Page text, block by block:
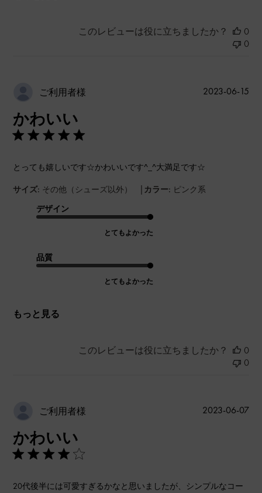
このレビューは役に立ちましたか？
0
0
ご利用者様
かわいい
とっても嬉しいです☆かわいいです^_^大満足です☆
サイズ: その他（シューズ以外） | カラー: ピンク系
デザイン
とてもよかった
品質
とてもよかった
もっと見る
公
2023-06-15
このレビューは役に立ちましたか？
0
0
ご利用者様
かわいい
20代後半には可愛すぎるかなと思いましたが、シンプルなコー
公
2023-06-07